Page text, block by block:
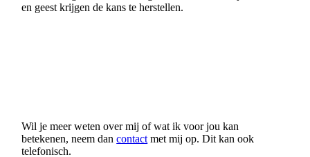
en geest krijgen de kans te herstellen.
Wil je meer weten over mij of wat ik voor jou kan
betekenen, neem dancontact met mij op. Dit kan ook
telefonisch.